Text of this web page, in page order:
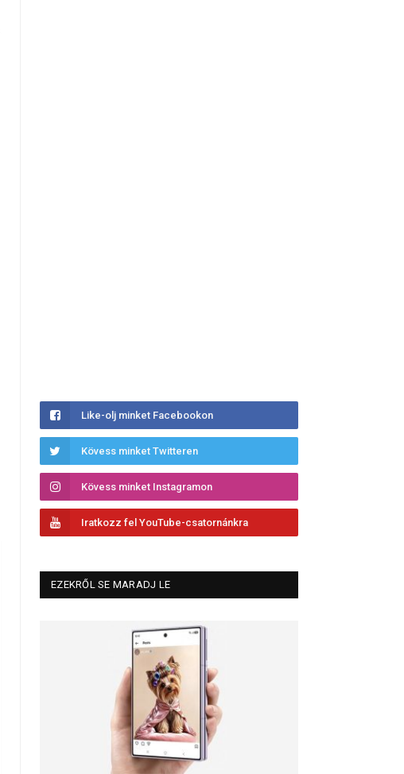
Like-olj minket Facebookon
Kövess minket Twitteren
Kövess minket Instagramon
Iratkozz fel YouTube-csatornánkra
EZEKRŐL SE MARADJ LE